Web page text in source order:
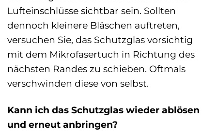
Lufteinschlüsse sichtbar sein. Sollten
dennoch kleinere Bläschen auftreten,
versuchen Sie, das Schutzglas vorsichtig
mit dem Mikrofasertuch in Richtung des
nächsten Randes zu schieben. Oftmals
verschwinden diese von selbst.
Kann ich das Schutzglas wieder ablösen
und erneut anbringen?